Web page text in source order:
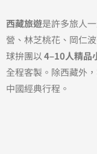
西藏旅遊是許多旅人
營、林芝桃花、岡仁
球拚團以 4–10人精品
全程客製。除西藏外
中國經典行程。